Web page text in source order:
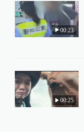
00:23
00:25